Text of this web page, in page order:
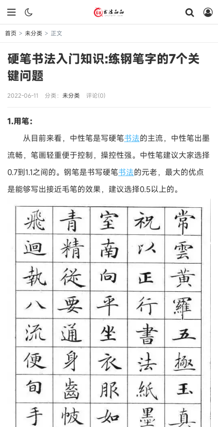
首页 > 未分类 > 正文
硬笔书法入门知识:练钢笔字的7个关
键问题
2022-06-11 分类： 未分类 评论(0)
1.用笔：
从目前来看，中性笔是写硬笔书法的主流，中性笔出墨
流畅，笔画轻重便于控制，操控性强。中性笔建议大家选择
0.7到1.1之间的。钢笔是书写硬笔书法的元老，最大的优点
是能够写出接近毛笔的效果，建议选择0.5以上的。